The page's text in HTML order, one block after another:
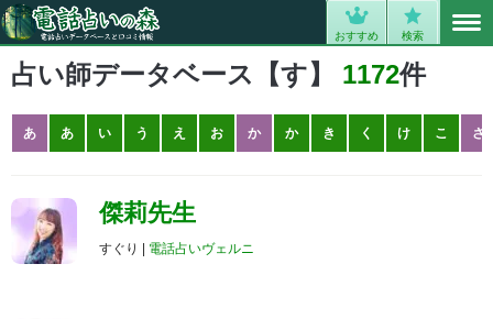
おすすめ 検索
占い師データベース【す】 1172件
あ あ い う え お か か き く け こ さ
傑莉先生
すぐり | 電話占いヴェルニ